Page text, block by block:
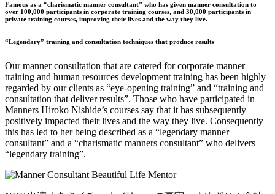
Famous as a “charismatic manner consultant” who has given manner consultation to
over 100,000 participants in corporate training courses, and 30,000 participants in
private training courses, improving their lives and the way they live.
“Legendary” training and consultation techniques that produce results
Our manner consultation that are catered for corporate manner
training and human resources development training has been highly
regarded by our clients as “eye-opening training” and “training and
consultation that deliver results”. Those who have participated in
Manners Hiroko Nishide’s courses say that it has subsequently
positively impacted their lives and the way they live. Consequently
this has led to her being described as a “legendary manner
consultant” and a “charismatic manners consultant” who delivers
“legendary training”.